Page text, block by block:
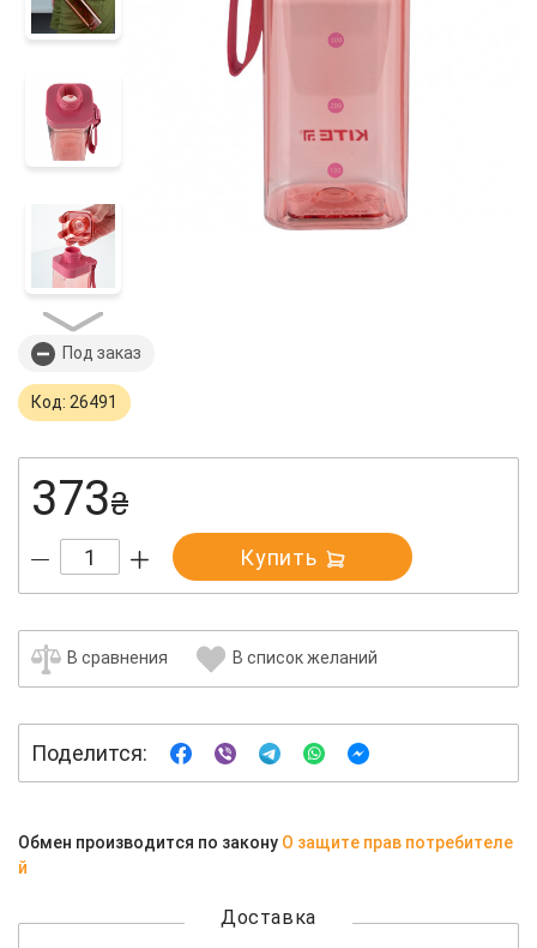
Под заказ
Код: 26491
373₴
Купить
В сравнения В список желаний
Поделится:
Обмен производится по закону О защите прав потребителе
й
Доставка